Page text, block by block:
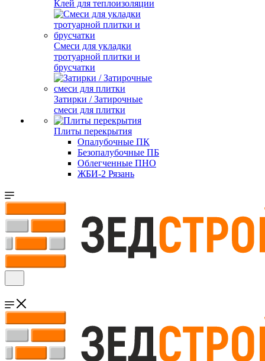
Клей для теплоизоляции
Смеси для укладки
тротуарной плитки и
брусчатки
Затирки / Затирочные
смеси для плитки
Плиты перекрытия
Опалубочные ПК
Безопалубочные ПБ
Облегченные ПНО
ЖБИ-2 Рязань